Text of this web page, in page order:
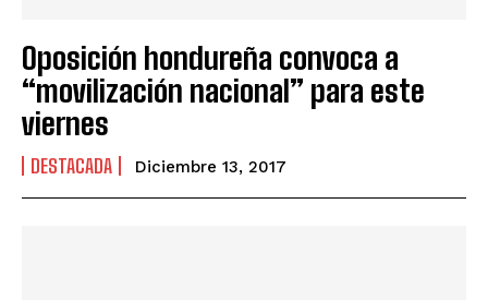
Oposición hondureña convoca a
“movilización nacional” para este
viernes
DESTACADA Diciembre 13, 2017